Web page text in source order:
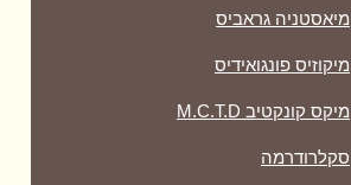
מיאסטניה גראביס
מיקוזיס פונגואידיס
מיקס קונקטיב M.C.T.D
סקלרודרמה